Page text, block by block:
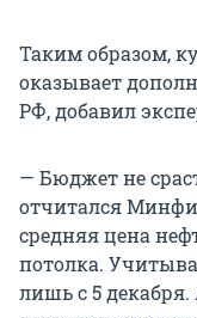
Таким образом,
оказывает
РФ, добавил
— Бюджет не
отчитался
средняя цена
потолка.
лишь с 5